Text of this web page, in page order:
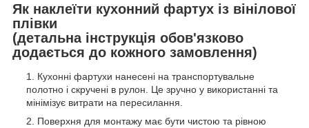
Як наклеїти кухонний фартух із вінілової
плівки
(детальна інструкція обов'язково
додається до кожного замовлення)
Кухонні фартухи нанесені на транспортувальне
полотно і скручені в рулон. Це зручно у використанні та
мінімізує витрати на пересилання.
Поверхня для монтажу має бути чистою та рівною